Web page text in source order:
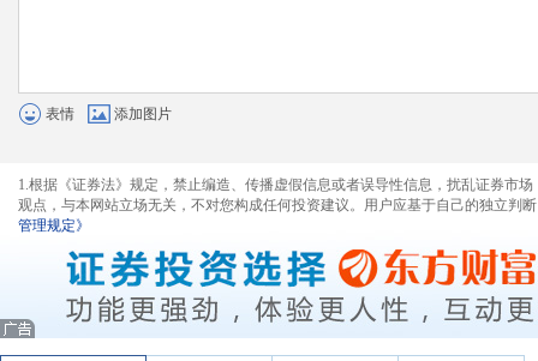
表情 添加图片
1.根据《证券法》规定，禁止编造、传播虚假信息或者误导性信息，扰乱证券市
观点，与本网站立场无关，不对您构成任何投资建议。用户应基于自己的独立判
管理规定》